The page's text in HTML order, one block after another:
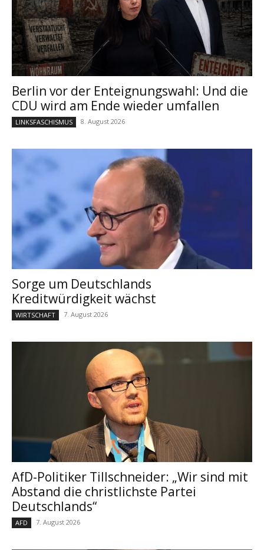
Berlin vor der Enteignungswahl: Und die
CDU wird am Ende wieder umfallen
LINKSFASCHISMUS 8. August 2026
Sorge um Deutschlands
Kreditwürdigkeit wächst
WIRTSCHAFT 7. August 2026
AfD-Politiker Tillschneider: „Wir sind mit
Abstand die christlichste Partei
Deutschlands“
AFD 7. August 2026